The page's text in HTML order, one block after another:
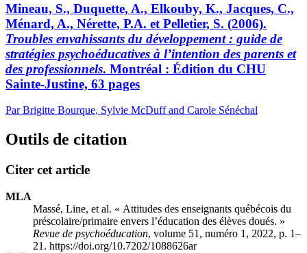
Mineau, S., Duquette, A., Elkouby, K., Jacques, C.,
Ménard, A., Nérette, P.A. et Pelletier, S. (2006).
Troubles envahissants du développement : guide de
stratégies psychoéducatives à l’intention des parents et
des professionnels. Montréal : Édition du CHU
Sainte-Justine, 63 pages
Par Brigitte Bourque, Sylvie McDuff and Carole Sénéchal
Outils de citation
Citer cet article
MLA
Massé, Line, et al. « Attitudes des enseignants québécois du
préscolaire/primaire envers l’éducation des élèves doués. »
Revue de psychoéducation, volume 51, numéro 1, 2022, p. 1–
21. https://doi.org/10.7202/1088626ar